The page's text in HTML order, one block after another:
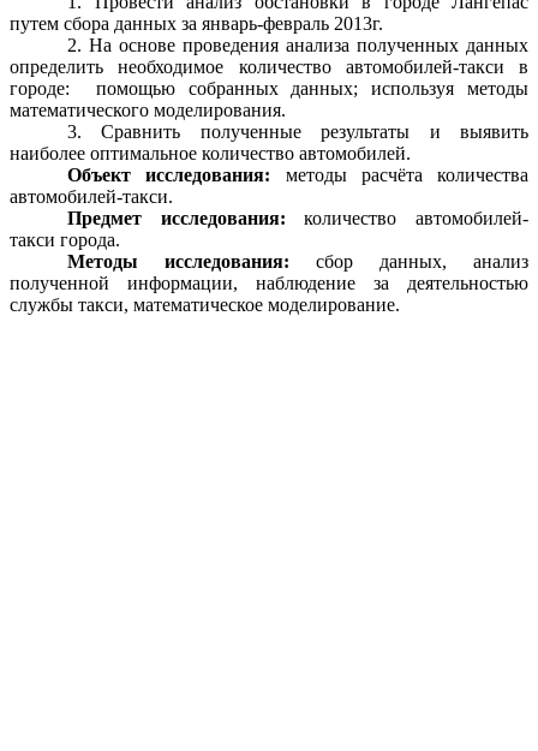
путем сбора данных за январь-февраль 2013г.
2. На основе проведения анализа полученных данных
определить необходимое количество автомобилей-такси в
городе: помощью собранных данных; используя методы
математического моделирования.
3. Сравнить полученные результаты и выявить
наиболее оптимальное количество автомобилей.
Объект исследования:
методы расчёта количества
автомобилей-такси.
Предмет исследования:
количество автомобилей-
такси города.
Методы исследования:
сбор данных, анализ
полученной информации, наблюдение за деятельностью
службы такси, математическое моделирование.